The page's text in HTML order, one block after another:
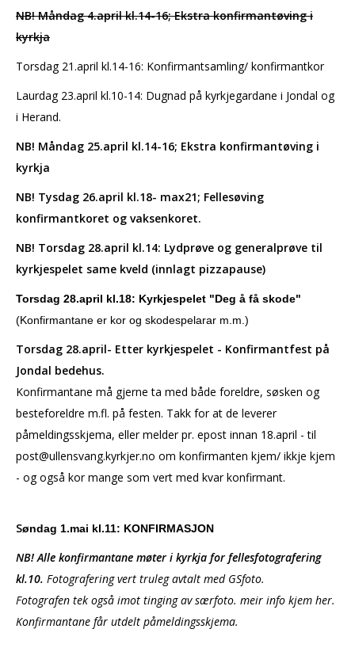
NB! Måndag 4.april kl.14-16; Ekstra konfirmantøving i
kyrkja
Torsdag 21.april kl.14-16: Konfirmantsamling/ konfirmantkor
Laurdag 23.april kl.10-14: Dugnad på kyrkjegardane i Jondal og
i Herand.
NB! Måndag 25.april kl.14-16; Ekstra konfirmantøving i
kyrkja
NB! Tysdag 26.april kl.18- max21; Fellesøving
konfirmantkoret og vaksenkoret.
NB! Torsdag 28.april kl.14: Lydprøve og generalprøve til
kyrkjespelet same kveld (innlagt pizzapause)
Torsdag 28.april kl.18: Kyrkjespelet "Deg å få skode"
(Konfirmantane er kor og skodespelarar m.m.)
Torsdag 28.april- Etter kyrkjespelet - Konfirmantfest på
Jondal bedehus.
Konfirmantane må gjerne ta med både foreldre, søsken og
besteforeldre m.fl. på festen. Takk for at de leverer
påmeldingsskjema, eller melder pr. epost innan 18.april - til
post@ullensvang.kyrkjer.no om konfirmanten kjem/ ikkje kjem
- og også kor mange som vert med kvar konfirmant.
Søndag 1.mai kl.11: KONFIRMASJON
NB! Alle konfirmantane møter i kyrkja for fellesfotografering
kl.10. Fotografering vert truleg avtalt med GSfoto.
Fotografen tek også imot tinging av særfoto. meir info kjem her.
Konfirmantane får utdelt påmeldingsskjema.